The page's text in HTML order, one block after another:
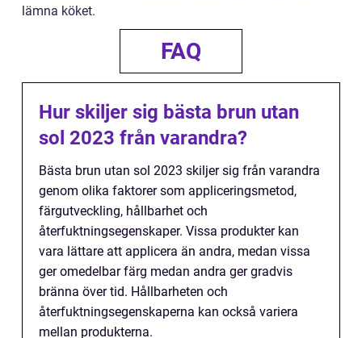
lämna köket.
FAQ
Hur skiljer sig bästa brun utan
sol 2023 från varandra?
Bästa brun utan sol 2023 skiljer sig från varandra
genom olika faktorer som appliceringsmetod,
färgutveckling, hållbarhet och
återfuktningsegenskaper. Vissa produkter kan
vara lättare att applicera än andra, medan vissa
ger omedelbar färg medan andra ger gradvis
bränna över tid. Hållbarheten och
återfuktningsegenskaperna kan också variera
mellan produkterna.